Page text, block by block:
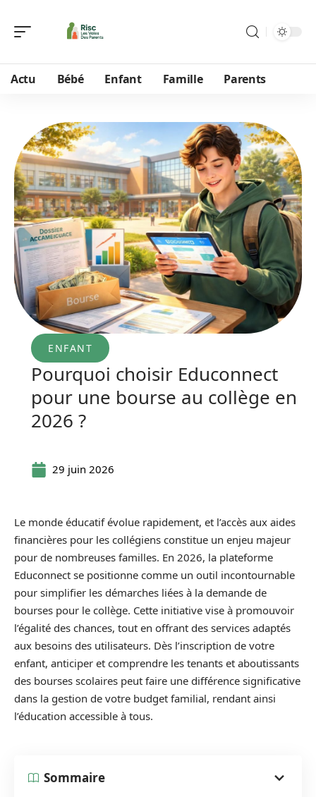
Actu Bébé Enfant Famille Parents
ENFANT
Pourquoi choisir Educonnect
pour une bourse au collège en
2026 ?
29 juin 2026
Le monde éducatif évolue rapidement, et l’accès aux aides
financières pour les collégiens constitue un enjeu majeur
pour de nombreuses familles. En 2026, la plateforme
Educonnect se positionne comme un outil incontournable
pour simplifier les démarches liées à la demande de
bourses pour le collège. Cette initiative vise à promouvoir
l’égalité des chances, tout en offrant des services adaptés
aux besoins des utilisateurs. Dès l’inscription de votre
enfant, anticiper et comprendre les tenants et aboutissants
des bourses scolaires peut faire une différence significative
dans la gestion de votre budget familial, rendant ainsi
l’éducation accessible à tous.
Sommaire